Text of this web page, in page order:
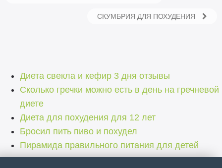
СКУМБРИЯ ДЛЯ ПОХУДЕНИЯ
Диета свекла и кефир 3 дня отзывы
Сколько гречки можно есть в день на гречневой
диете
Диета для похудения для 12 лет
Бросил пить пиво и похудел
Пирамида правильного питания для детей